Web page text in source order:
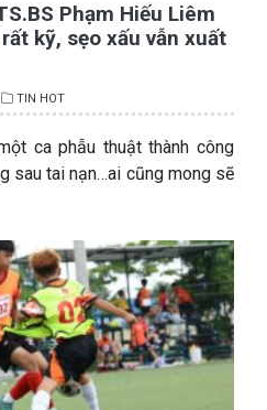
Phạm Hiếu Liêm
kỹ, sẹo xấu vẫn xuất
TIN HOT
ca phẫu thuật thành công
sau tai nạn…ai cũng mong sẽ